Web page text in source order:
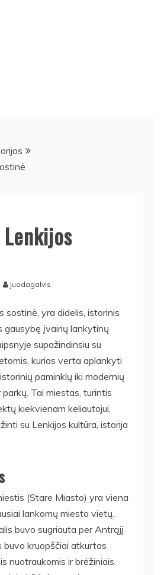
juodagalvis
sostinė, yra didelis, istorinis
gausybę įvairių lankytinų
supažindinsiu su
kurias verta aplankyti
paminklų iki modernių
Tai miestas, turintis
kiekvienam keliautojui,
su Lenkijos kultūra, istorija
(Stare Miasto) yra viena
lankomų miesto vietų.
buvo sugriauta per Antrąjį
buvo kruopščiai atkurtas
nuotraukomis ir brėžiniais.